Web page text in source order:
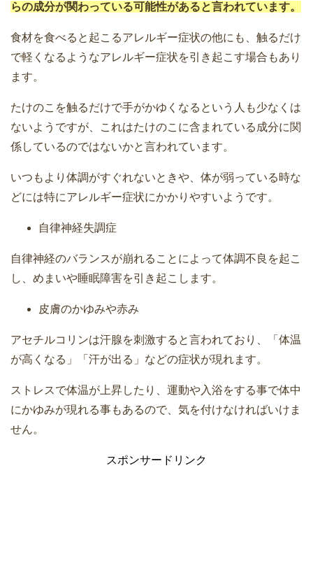
らの成分が関わっている可能性があると言われています。
食材を食べると起こるアレルギー症状の他にも、触るだけ
で軽くなるようなアレルギー症状を引き起こす場合もあり
ます。
たけのこを触るだけで手がかゆくなるという人も少なくは
ないようですが、これはたけのこに含まれている成分に関
係しているのではないかと言われています。
いつもより体調がすぐれないときや、体が弱っている時な
どには特にアレルギー症状にかかりやすいようです。
自律神経失調症
自律神経のバランスが崩れることによって体調不良を起こ
し、めまいや睡眠障害を引き起こします。
皮膚のかゆみや赤み
アセチルコリンは汗腺を刺激すると言われており、「体温
が高くなる」「汗が出る」などの症状が現れます。
ストレスで体温が上昇したり、運動や入浴をする事で体中
にかゆみが現れる事もあるので、気を付けなければいけま
せん。
スポンサードリンク